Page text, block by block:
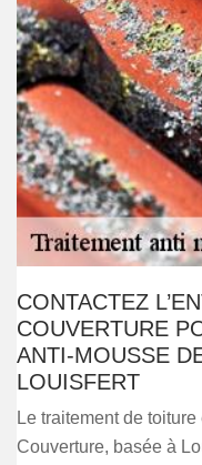
CONTACTEZ
COUVERTURE
ANTI-MOUSSE
LOUISFERT
Le traitement de
Couverture, basée à